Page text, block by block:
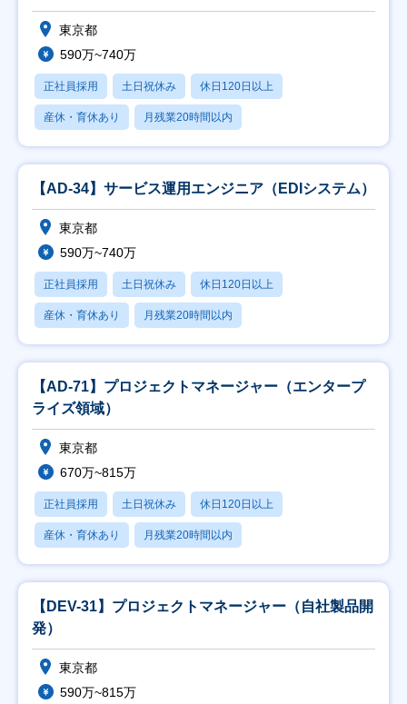
東京都
590万~740万
正社員採用 土日祝休み 休日120日以上
産休・育休あり 月残業20時間以内
【AD-34】サービス運用エンジニア（EDIシステム）
東京都
590万~740万
正社員採用 土日祝休み 休日120日以上
産休・育休あり 月残業20時間以内
【AD-71】プロジェクトマネージャー（エンタープ
ライズ領域）
東京都
670万~815万
正社員採用 土日祝休み 休日120日以上
産休・育休あり 月残業20時間以内
【DEV-31】プロジェクトマネージャー（自社製品開
発）
東京都
590万~815万